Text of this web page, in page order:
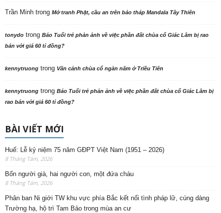
Trần Minh trong Mở tranh Phật, cầu an trên bảo tháp Mandala Tây Thiên
tonydo trong Báo Tuổi trẻ phản ảnh về việc phần đất chùa cổ Giác Lâm bị rao
bán với giá 60 tỉ đồng?
kennytruong trong Vãn cảnh chùa cổ ngàn năm ở Triều Tiên
kennytruong trong Báo Tuổi trẻ phản ảnh về việc phần đất chùa cổ Giác Lâm bị
rao bán với giá 60 tỉ đồng?
BÀI VIẾT MỚI
Huế: Lễ kỷ niệm 75 năm GĐPT Việt Nam (1951 – 2026)
8 Tháng Tám, 2026
Bốn người già, hai người con, một đứa cháu
8 Tháng Tám, 2026
Phân ban Ni giới TW khu vực phía Bắc kết nối tình pháp lữ, cúng dàng
Trường hạ, hộ trì Tam Bảo trong mùa an cư